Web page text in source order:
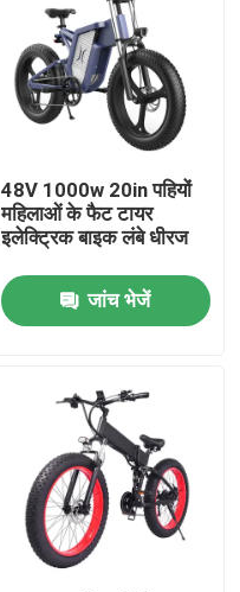
48V 1000w 20in पहियों
महिलाओं के फैट टायर
इलेक्ट्रिक बाइक लंबे धीरज
जांच भेजें